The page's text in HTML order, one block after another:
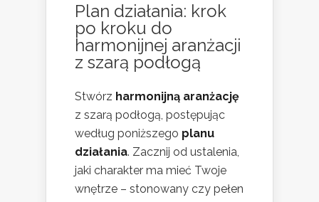
Plan działania: krok
po kroku do
harmonijnej aranżacji
z szarą podłogą
Stwórz harmonijną aranżację
z szarą podłogą, postępując
według poniższego planu
działania. Zacznij od ustalenia,
jaki charakter ma mieć Twoje
wnętrze – stonowany czy pełen